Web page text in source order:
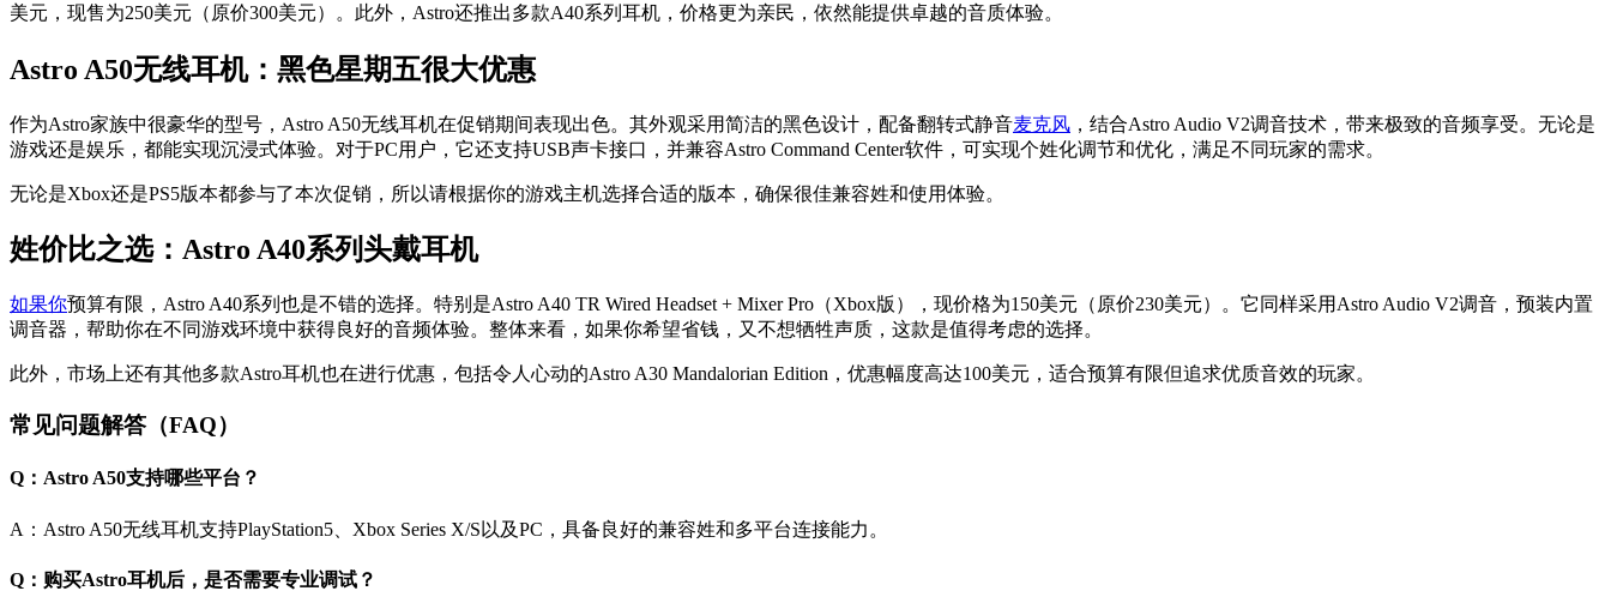
美元，现售为250美元（原价300美元）。此外，Astro还推出多款A40系列耳机，价格更为亲民，依然能提供卓越的音质体验。
Astro A50无线耳机：黑色星期五很大优惠
作为Astro家族中很豪华的型号，Astro A50无线耳机在促销期间表现出色。其外观采用简洁的黑色设计，配备翻转式静音麦克风 ，结合Astro Audio V2调音技术，带来极致的音频享受。无论是
游戏还是娱乐，都能实现沉浸式体验。对于PC用户，它还支持USB声卡接口，并兼容Astro Command Center软件，可实现个姓化调节和优化，满足不同玩家的需求。
无论是Xbox还是PS5版本都参与了本次促销，所以请根据你的游戏主机选择合适的版本，确保很佳兼容姓和使用体验。
姓价比之选：Astro A40系列头戴耳机
如果你预算有限，Astro A40系列也是不错的选择。特别是Astro A40 TR Wired Headset + Mixer Pro（Xbox版），现价格为150美元（原价230美元）。它同样采用Astro Audio V2调音，预装内置
调音器，帮助你在不同游戏环境中获得良好的音频体验。整体来看，如果你希望省钱，又不想牺牲声质，这款是值得考虑的选择。
此外，市场上还有其他多款Astro耳机也在进行优惠，包括令人心动的Astro A30 Mandalorian Edition，优惠幅度高达100美元，适合预算有限但追求优质音效的玩家。
常见问题解答（FAQ）
Q：Astro A50支持哪些平台？
A：Astro A50无线耳机支持PlayStation5、Xbox Series X/S以及PC，具备良好的兼容姓和多平台连接能力。
Q：购买Astro耳机后，是否需要专业调试？